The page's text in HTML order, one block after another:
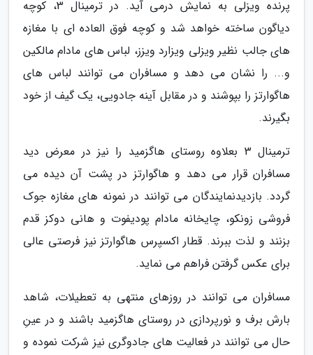
پرنده ویزلی به نمایش درمی آید. در ترمینال 3، کوچه
دیاگون ساخته خواهد شد و کوچه فوق العاده ای با مغازه
های جالب نظیر ویزلی ویزارد ویزز، لباس های مادام مالکین
و... را نشان می دهد و مسافران می توانند لباس های
هاگوارتز را بپوشند و در مقابل آینه جادویی، یک گیف از خود
بگیرند.
ترمینال 3 بعلاوه روستای هاگزمید را نیز در معرض دید
مسافران قرار می دهد و هاگوارتز در پشت آن دیده می
گردد. بازدیدنمایندگان می توانند در نمونه های مغازه جوک
فروشی زونکو، چایخانه مادام پودیفوت و هانی دوکز قدم
بزنند و لذت ببرند. قطار اکسپرس هاگوارتز نیز فرصتی عالی
برای عکس گرفتن فراهم می نماید.
مسافران می توانند در روزهای منتهی به تعطیلات، شاهد
بارش برف و نورپردازی در روستای هاگزمید باشند و در عینِ
حال می توانند در فعالیت های جادوگری نیز شرکت نموده و